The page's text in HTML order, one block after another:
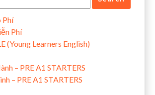
Phí
Phí
(Young Learners English)
– PRE A1 STARTERS
– PRE A1 STARTERS